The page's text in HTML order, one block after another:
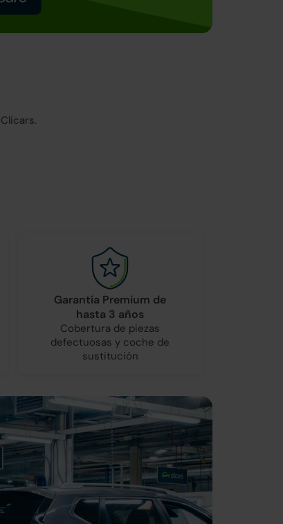
Garantía Premium de
hasta 3 años
Cobertura de piezas
defectuosas y coche de
sustitución